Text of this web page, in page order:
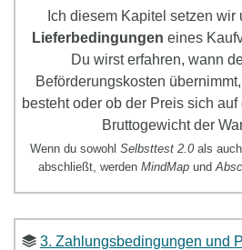
Ich diesem Kapitel setzen wir
Lieferbedingungen eines
Du wirst erfahren, wann
Beförderungskosten
besteht oder ob der Preis sich
Bruttogewicht der
Wenn du sowohl Selbsttest 2.0 als auch
abschließt, werden MindMap und
3. Zahlungsbedingungen und